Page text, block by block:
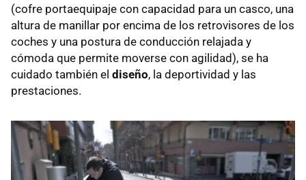
(cofre portaequipaje con capacidad para un casco, una
altura de manillar por encima de los retrovisores de los
coches y una postura de conducción relajada y
cómoda que permite moverse con agilidad), se ha
cuidado también el diseño, la deportividad y las
prestaciones.